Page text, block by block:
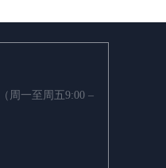
（周一至周五9:00 –